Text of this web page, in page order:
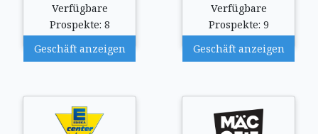
Verfügbare
Prospekte: 8
Geschäft anzeigen
Verfügbare
Prospekte: 9
Geschäft anzeigen